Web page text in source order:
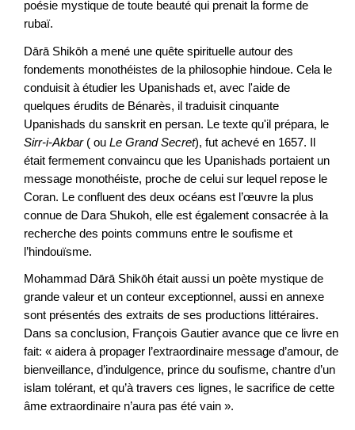
poésie mystique de toute beauté qui prenait la forme de
rubaï.
Dārā Shikōh a mené une quête spirituelle autour des
fondements monothéistes de la philosophie hindoue. Cela le
conduisit à étudier les Upanishads et, avec l'aide de
quelques érudits de Bénarès, il traduisit cinquante
Upanishads du sanskrit en persan. Le texte qu'il prépara, le
Sirr-i-Akbar( ou Le Grand Secret), fut achevé en 1657. Il
était fermement convaincu que les Upanishads portaient un
message monothéiste, proche de celui sur lequel repose le
Coran. Le confluent des deux océans est l’œuvre la plus
connue de Dara Shukoh, elle est également consacrée à la
recherche des points communs entre le soufisme et
l’hindouïsme.
Mohammad Dārā Shikōh était aussi un poète mystique de
grande valeur et un conteur exceptionnel, aussi en annexe
sont présentés des extraits de ses productions littéraires.
Dans sa conclusion, François Gautier avance que ce livre en
fait: « aidera à propager l’extraordinaire message d’amour, de
bienveillance, d’indulgence, prince du soufisme, chantre d’un
islam tolérant, et qu’à travers ces lignes, le sacrifice de cette
âme extraordinaire n’aura pas été vain ».